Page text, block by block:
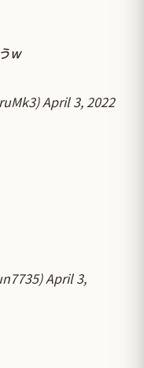
w
April 3, 2022
April 3,